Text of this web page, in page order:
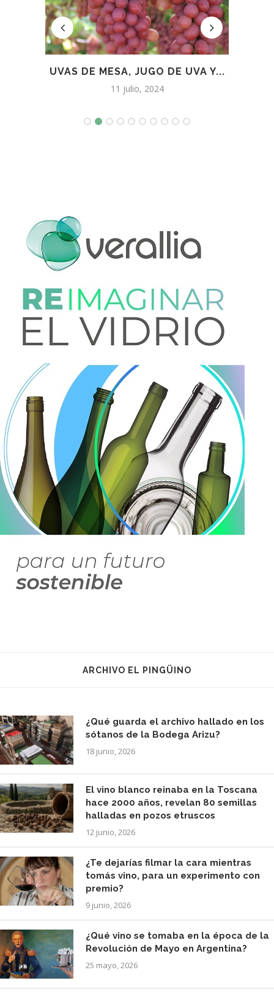
UVAS DE MESA, JUGO DE UVA Y...
11 julio, 2024
ARCHIVO EL PINGÜINO
¿Qué guarda el archivo hallado en los
sótanos de la Bodega Arizu?
18 junio, 2026
El vino blanco reinaba en la Toscana
hace 2000 años, revelan 80 semillas
halladas en pozos etruscos
12 junio, 2026
¿Te dejarías filmar la cara mientras
tomás vino, para un experimento con
premio?
9 junio, 2026
¿Qué vino se tomaba en la época de la
Revolución de Mayo en Argentina?
25 mayo, 2026